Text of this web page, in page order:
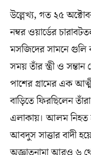
উল্লেখ্য, গত ২৫
নম্বর ওয়ার্ডের
মসজিদের সামনে
সময় তাঁর স্ত্রী ও
পাশের গ্রামের এক
বাড়িতে ফিরছিলেন
এলাকায়। আলম নিহত
আবদুস সাত্তার বাদী